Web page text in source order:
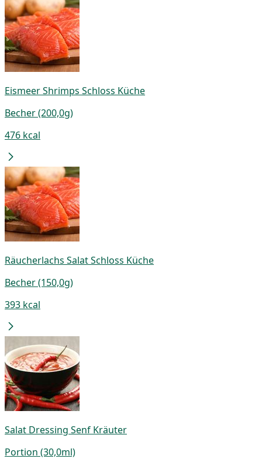
Eismeer Shrimps Schloss Küche
Becher (200,0g)
476 kcal
Räucherlachs Salat Schloss Küche
Becher (150,0g)
393 kcal
Salat Dressing Senf Kräuter
Portion (30,0ml)